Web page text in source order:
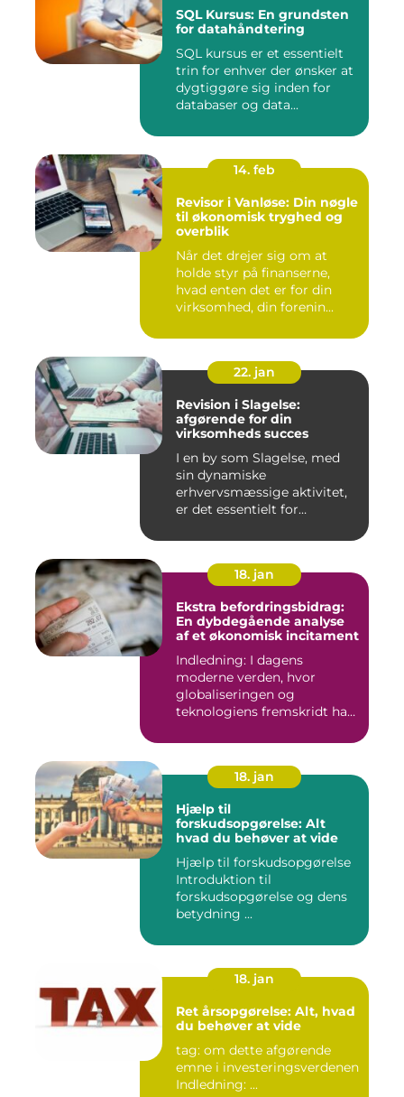
SQL Kursus: En grundsten
for datahåndtering
SQL kursus er et essentielt
trin for enhver der ønsker at
dygtiggøre sig inden for
databaser og data...
14. feb
Revisor i Vanløse: Din nøgle
til økonomisk tryghed og
overblik
Når det drejer sig om at
holde styr på finanserne,
hvad enten det er for din
virksomhed, din forenin...
22. jan
Revision i Slagelse:
afgørende for din
virksomheds succes
I en by som Slagelse, med
sin dynamiske
erhvervsmæssige aktivitet,
er det essentielt for
18. jan
Ekstra befordringsbidrag:
En dybdegående analyse
af et økonomisk incitament
Indledning: I dagens
moderne verden, hvor
globaliseringen og
teknologiens fremskridt har
18. jan
Hjælp til
forskudsopgørelse: Alt
hvad du behøver at vide
Hjælp til forskudsopgørelse
Introduktion til
forskudsopgørelse og dens
betydning ...
18. jan
Ret årsopgørelse: Alt, hvad
du behøver at vide
tag: om dette afgørende
emne i investeringsverdenen
Indledning: ...